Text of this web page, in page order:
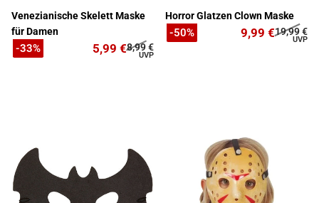
Venezianische Skelett Maske
für Damen
5,99 €8,99 €
-33%
Horror Glatzen Clown Maske
9,99 €19,99 €
-50%